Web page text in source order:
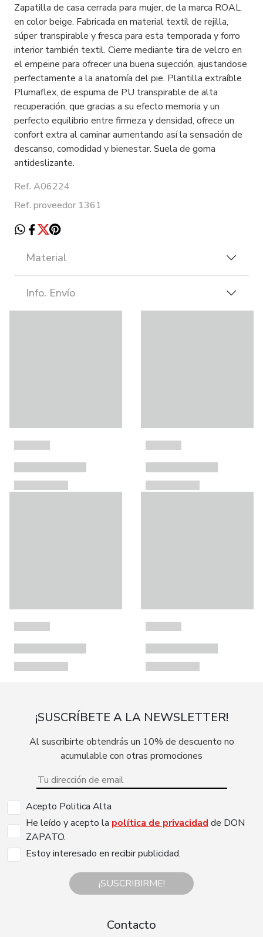
Zapatilla de casa cerrada para mujer, de la marca ROAL
en color beige. Fabricada en material textil de rejilla,
súper transpirable y fresca para esta temporada y forro
interior también textil. Cierre mediante tira de velcro en
el empeine para ofrecer una buena sujección, ajustandose
perfectamente a la anatomía del pie. Plantilla extraíble
Plumaflex, de espuma de PU transpirable de alta
recuperación, que gracias a su efecto memoria y un
perfecto equilibrio entre firmeza y densidad, ofrece un
confort extra al caminar aumentando así la sensación de
descanso, comodidad y bienestar. Suela de goma
antideslizante.
Ref. A06224
Ref. proveedor 1361
Material
Info. Envío
¡SUSCRÍBETE A LA NEWSLETTER!
Al suscribirte obtendrás un 10% de descuento no
acumulable con otras promociones
Acepto Politica Alta
He leído y acepto la política de privacidad de DON
ZAPATO.
Estoy interesado en recibir publicidad.
¡SUSCRIBIRME!
Contacto